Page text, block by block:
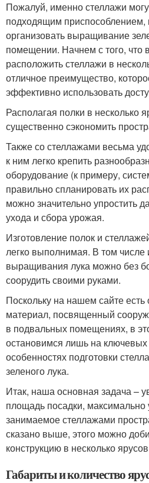
Пожалуй, именно стеллажи
подходящим
организовать выращивание
помещении. Начнем с того, что
расположить стеллажи в
отличное преимущество,
эффективно использовать
Располагая полки в несколько
существенно сэкономить
Также со стеллажами весьма
к ним легко крепить
оборудование (к примеру,
правильно спланировать их
можно значительно упростить
ухода и сбора урожая.
Изготовление полок и
легко выполнимая. В том числе
выращивания лука можно без
соорудить своими руками.
Поскольку на нашем сайте
материал, посвященный
в подвальных помещениях, в
остановимся лишь на ключевых
особенностях подготовки
зеленого лука.
Итак, наша основная задача –
площадь посадки,
занимаемое стеллажами
сказано выше, этого можно
конструкцию в несколько
Габариты и количество